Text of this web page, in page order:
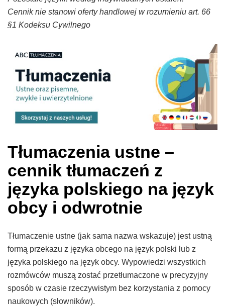
Cennik nie stanowi oferty handlowej w rozumieniu art. 66
§1 Kodeksu Cywilnego
Tłumaczenia ustne –
cennik tłumaczeń z
języka polskiego na język
obcy i odwrotnie
Tłumaczenie ustne (jak sama nazwa wskazuje) jest ustną
formą przekazu z języka obcego na język polski lub z
języka polskiego na język obcy. Wypowiedzi wszystkich
rozmówców muszą zostać przetłumaczone w precyzyjny
sposób w czasie rzeczywistym bez korzystania z pomocy
naukowych (słowników).